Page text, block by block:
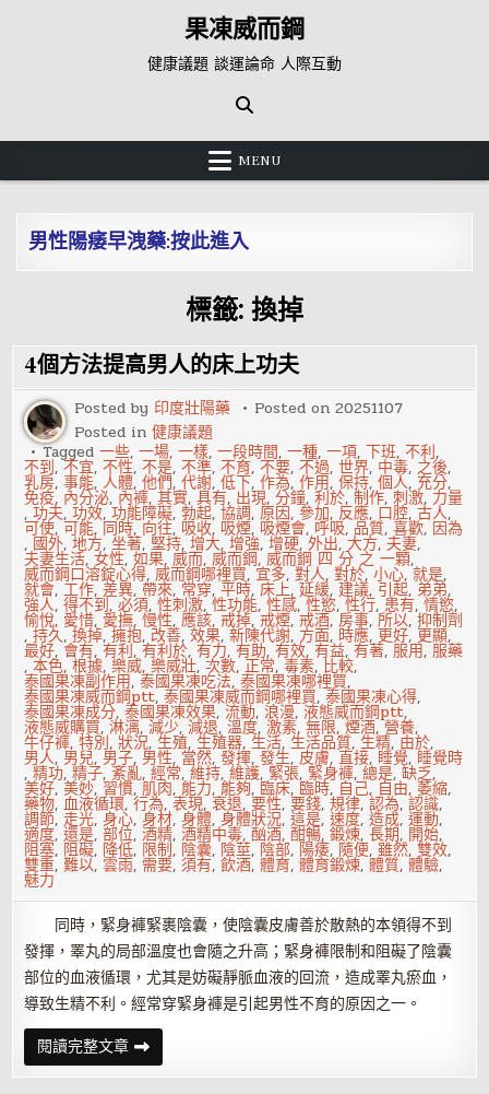
果凍威而鋼
健康議題 談運論命 人際互動
MENU
男性陽痿早洩藥:按此進入
標籤: 換掉
4個方法提高男人的床上功夫
Posted by 印度壯陽藥 Posted on20251107
Posted in健康議題
Tagged一些,一場,一樣,一段時間,一種,一項,下班,不利,
不到,不宜,不性,不是,不準,不育,不要,不過,世界, 中毒, 之後,
乳房,事能,人體,他們,代謝,低下,作為,作用,保持,個人, 充分,
免疫, 內分泌, 內褲,其實,具有, 出現,分鐘,利於,制作,刺激, 力量
,功夫,功效,功能障礙,勃起,協調,原因,參加, 反應, 口腔,古人,
可使,可能, 同時, 向往, 吸收, 吸煙, 吸煙會, 呼吸, 品質,喜歡, 因為
, 國外,地方,坐著,堅持,增大,增強,增硬,外出,大方, 夫妻,
夫妻生活,女性,如果,威而,威而鋼,威而鋼 四 分 之 一顆,
威而鋼口溶錠心得,威而鋼哪裡買,宜多,對人,對於,小心,就是,
就會,工作,差異,帶來, 常穿,平時,床上,延緩, 建議, 引起, 弟弟,
強人,得不到,必須,性刺激,性功能,性感,性慾,性行, 患有,情慾,
愉悅, 愛惜, 愛撫,慢性,應該,戒掉,戒煙,戒酒,房事,所以,抑制劑
,持久,換掉,擁抱, 改善,效果,新陳代謝, 方面, 時應, 更好, 更顯,
最好, 會有,有利,有利於,有力,有助,有效,有益,有著,服用,服藥
,本色,根據,樂威,樂威壯,次數,正常,毒素, 比較,
泰國果凍副作用,泰國果凍吃法,泰國果凍哪裡買,
泰國果凍威而鋼ptt,泰國果凍威而鋼哪裡買,泰國果凍心得,
泰國果凍成分,泰國果凍效果,流動,浪漫,液態威而鋼ptt,
液態威購買,淋漓,減少,減退,溫度,激素,無限,煙酒,營養,
牛仔褲,特別,狀況,生殖,生殖器,生活,生活品質,生精, 由於,
男人, 男兒, 男子, 男性, 當然,發揮,發生,皮膚,直接, 睡覺, 睡覺時
,精功,精子,紊亂,經常,維持,維護, 緊張, 緊身褲,總是,缺乏,
美好,美妙, 習慣,肌肉,能力,能夠, 臨床, 臨時, 自己, 自由,萎縮,
藥物,血液循環,行為,表現,衰退,要性,要錢,規律,認為,認識,
調節,走光,身心,身材,身體,身體狀況,這是,速度,造成,運動,
適度,還是,部位,酒精,酒精中毒,酗酒,酣暢,鍛煉,長期, 開始,
阻塞, 阻礙, 降低, 限制, 陰囊, 陰莖, 陰部, 陽痿, 隨便,雖然,雙效,
雙重,難以,雲雨, 需要,須有,飲酒,體育,體育鍛煉,體質,體驗,
魅力
同時，緊身褲緊裹陰囊，使陰囊皮膚善於散熱的本領得不到
發揮，睪丸的局部溫度也會隨之升高；緊身褲限制和阻礙了陰囊
部位的血液循環，尤其是妨礙靜脈血液的回流，造成睪丸瘀血，
導致生精不利。經常穿緊身褲是引起男性不育的原因之一。
閱讀完整文章4
個
方